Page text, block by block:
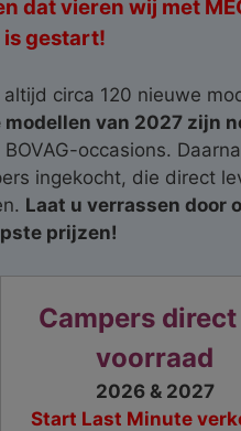
dat vieren wij met
gestart!
circa 120 nieuwe
modellen van 2027 zijn
occasions.
ingekocht, die direct
Laat u verrassen door
prijzen!
Campers
voorraad
2026 & 2027
Start Last Minute